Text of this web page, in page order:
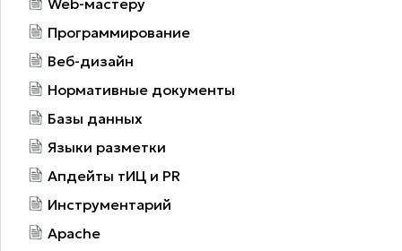
Программирование
Веб-дизайн
Нормативные документы
Базы данных
Языки разметки
Апдейты тИЦ и PR
Инструментарий
Apache